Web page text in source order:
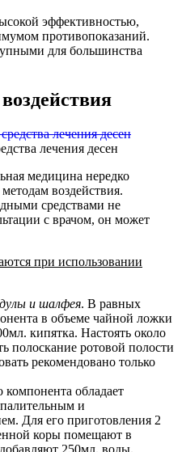
эффективностью,
противопоказаний.
для большинства
лечения десен
медицина нередко
воздействия.
средствами не
с врачом, он может
при использовании
и шалфея. В равных
в объеме чайной ложки
кипятка. Настоять около
полоскание ротовой полости
рекомендовано только
компонента обладает
и
Для его приготовления 2
коры помещают в
250мл. воды.